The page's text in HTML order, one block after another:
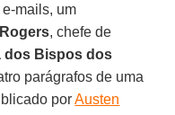
mails, um
, chefe de
dos Bispos dos
parágrafos de uma
porAusten